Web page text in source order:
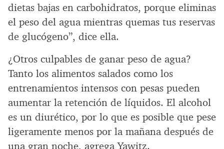
dietas bajas en carbohidratos, porque eliminas
el peso del agua mientras quemas tus reservas
de glucógeno”, dice ella.
¿Otros culpables de ganar peso de agua?
Tanto los alimentos salados como los
entrenamientos intensos con pesas pueden
aumentar la retención de líquidos. El alcohol
es un diurético, por lo que es posible que pese
ligeramente menos por la mañana después de
una gran noche, agrega Yawitz.